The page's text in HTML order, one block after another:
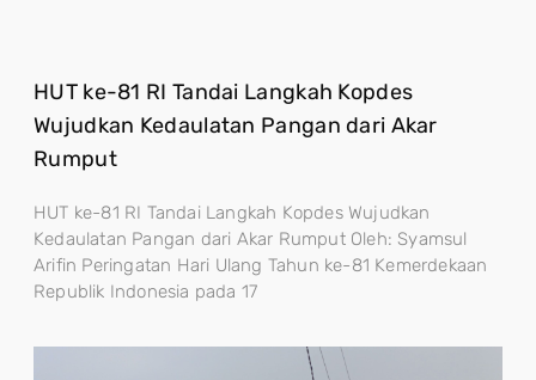
HUT ke-81 RI Tandai Langkah Kopdes
Wujudkan Kedaulatan Pangan dari Akar
Rumput
HUT ke-81 RI Tandai Langkah Kopdes Wujudkan
Kedaulatan Pangan dari Akar Rumput Oleh: Syamsul
Arifin Peringatan Hari Ulang Tahun ke-81 Kemerdekaan
Republik Indonesia pada 17